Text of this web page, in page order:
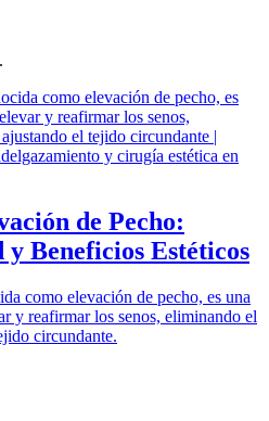
de Pecho:
Beneficios Estéticos
como elevación de pecho, es una
y reafirmar los senos, eliminando el
circundante.